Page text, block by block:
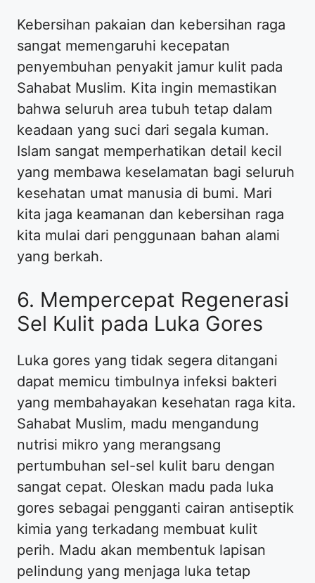
Kebersihan pakaian dan kebersihan raga
sangat memengaruhi kecepatan
penyembuhan penyakit jamur kulit pada
Sahabat Muslim. Kita ingin memastikan
bahwa seluruh area tubuh tetap dalam
keadaan yang suci dari segala kuman.
Islam sangat memperhatikan detail kecil
yang membawa keselamatan bagi seluruh
kesehatan umat manusia di bumi. Mari
kita jaga keamanan dan kebersihan raga
kita mulai dari penggunaan bahan alami
yang berkah.
6. Mempercepat Regenerasi
Sel Kulit pada Luka Gores
Luka gores yang tidak segera ditangani
dapat memicu timbulnya infeksi bakteri
yang membahayakan kesehatan raga kita.
Sahabat Muslim, madu mengandung
nutrisi mikro yang merangsang
pertumbuhan sel-sel kulit baru dengan
sangat cepat. Oleskan madu pada luka
gores sebagai pengganti cairan antiseptik
kimia yang terkadang membuat kulit
perih. Madu akan membentuk lapisan
pelindung yang menjaga luka tetap